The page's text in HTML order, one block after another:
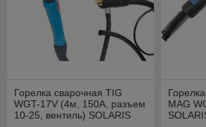
Горелка сварочная TIG
WGT-17V (4м, 150А, разъем
10-25, вентиль) SOLARIS
MAG